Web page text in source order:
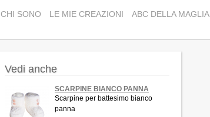
CHI SONO LE MIE CREAZIONI ABC DELLA MAGLIA
Vedi anche
SCARPINE BIANCO PANNA
Scarpine per battesimo bianco
panna